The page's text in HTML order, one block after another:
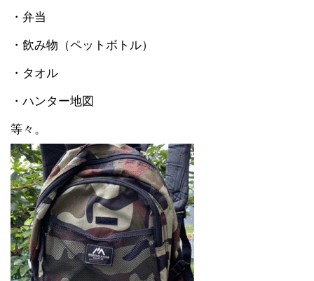
・弁当
・飲み物（ペットボトル）
・タオル
・ハンター地図
等々。